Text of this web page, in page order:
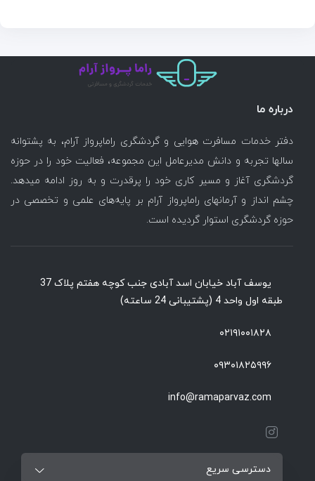
درباره ما
دفتر خدمات مسافرت هوایی و گردشگری راماپرواز آرام، به پشتوانه
سالها تجربه و دانش مدیرعامل این مجموعه، فعالیت خود را در حوزه
گردشگری آغاز و مسیر کاری خود را پرقدرت و به روز ادامه میدهد.
چشم انداز و آرمانهای راماپرواز آرام بر پایه‌های علمی و تخصصی در
حوزه گردشگری استوار گردیده است.
یوسف آباد خیابان اسد آبادی جنب کوچه هفتم پلاک 37
طبقه اول واحد 4 (پشتیبانی 24 ساعته)
۰۲۱۹۱۰۰۱۸۲۸
۰۹۳۰۱۸۲۵۹۹۶
info@ramaparvaz.com
دسترسی سریع